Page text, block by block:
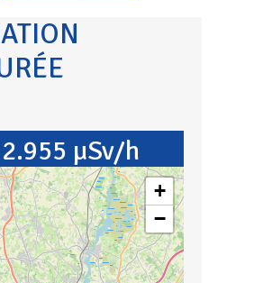
2.955 µSv/h
+
−